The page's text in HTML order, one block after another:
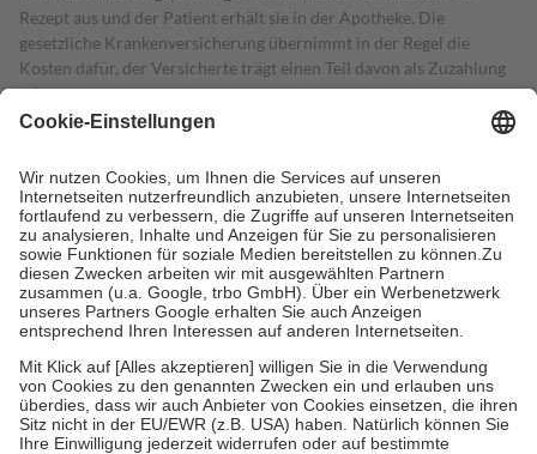
Rezept aus und der Patient erhält sie in der Apotheke. Die
gesetzliche Krankenversicherung übernimmt in der Regel die
Kosten dafür, der Versicherte trägt einen Teil davon als Zuzahlung
mit.
Grundsätzlich leisten Mitglieder Zuzahlungen in Höhe von zehn
höchstens zehn Euro.
Es sind jedoch nie mehr als die tatsächlichen
Kosten der Leistung zu entrichten.
Diese Regeln gelten grundsätzlich auch für Online-Apotheken.
Bei Heilmitteln und häuslicher Krankenpflege beträgt die
Zuzahlung zehn Prozent der Kosten sowie zehn Euro je
Verordnung.
Um das Engagement der Versicherten für ihre eigene Gesundheit zu
stärken und die besondere Stellung der Familie zu unterstützen,
fallenkeine Zuzahlungenan bei:
• Kindern und Jugendlichen bis zum vollendeten 18. Lebensjahr
mit Ausnahme der Fahrkosten
• Untersuchungen zur Vorsorge und Früherkennung, die von der